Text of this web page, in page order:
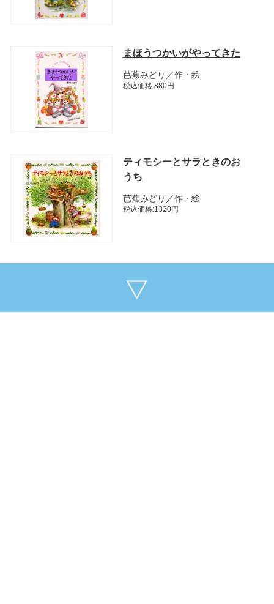
まほうつかいがやってきた
芭蕉みどり／作・絵
税込価格:880円
ティモシーとサラときのお
うち
芭蕉みどり／作・絵
税込価格:1320円